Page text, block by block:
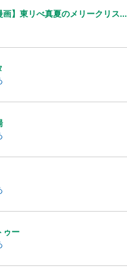
画】東リべ真夏のメリークリス...
ゥー